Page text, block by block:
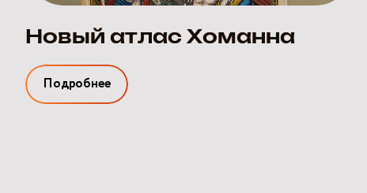
Новый атлас Хоманна
Подробнее